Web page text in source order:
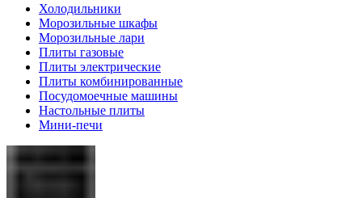
Холодильники
Морозильные шкафы
Морозильные лари
Плиты газовые
Плиты электрические
Плиты комбинированные
Посудомоечные машины
Настольные плиты
Мини-печи